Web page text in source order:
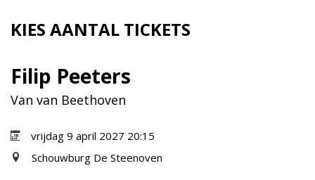
KIES AANTAL TICKETS
Filip Peeters
Van van Beethoven
vrijdag 9 april 2027 20:15
Schouwburg De Steenoven